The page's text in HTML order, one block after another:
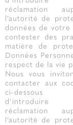
réclamation
l’autorité de
données de votre
contester des
matière de
Données
respect de la vie
Nous vous
contacter aux
ci-dessous
réclamation
l’autorité de